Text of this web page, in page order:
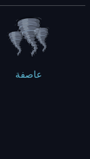
عاصفة